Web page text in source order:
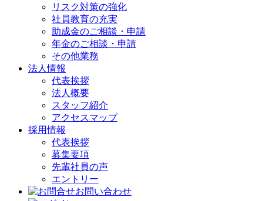
リスク対策の強化
社員教育の充実
助成金のご相談・申請
年金のご相談・申請
その他業務
法人情報
代表挨拶
法人概要
スタッフ紹介
アクセスマップ
採用情報
代表挨拶
募集要項
先輩社員の声
エントリー
お問い合わせ